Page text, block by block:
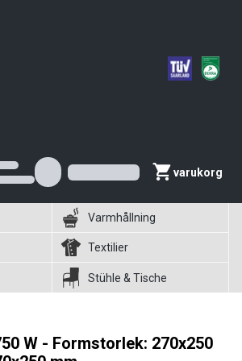
varukorg
Varmhållning
Textilier
Stühle & Tische
W - Formstorlek: 270x250